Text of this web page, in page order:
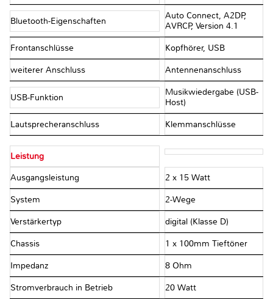
Bluetooth-Eigenschaften
Auto Connect, A2DP,
AVRCP, Version 4.1
Frontanschlüsse Kopfhörer, USB
weiterer Anschluss Antennenanschluss
USB-Funktion
Musikwiedergabe (USB-
Host)
Lautsprecheranschluss Klemmanschlüsse
Leistung
Ausgangsleistung 2 x 15 Watt
System 2-Wege
Verstärkertyp digital (Klasse D)
Chassis 1 x 100mm Tieftöner
Impedanz 8 Ohm
Stromverbrauch in Betrieb 20 Watt